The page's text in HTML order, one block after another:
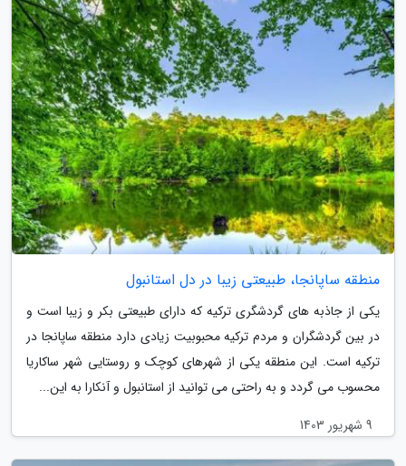
منطقه ساپانجا، طبیعتی زیبا در دل استانبول
یکی از جاذبه های گردشگری ترکیه که دارای طبیعتی بکر و زیبا است و
در بین گردشگران و مردم ترکیه محبوبیت زیادی دارد منطقه ساپانجا در
ترکیه است. این منطقه یکی از شهرهای کوچک و روستایی شهر ساکاریا
محسوب می گردد و به راحتی می توانید از استانبول و آنکارا به این...
9 شهریور 1403